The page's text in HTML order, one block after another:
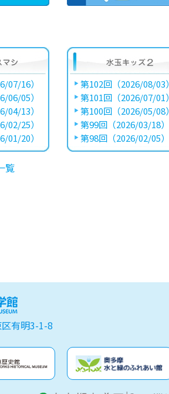
07/16）
06/05）
04/13）
02/25）
01/20）
第102回（2026/08/03）
第101回（2026/07/01）
第100回（2026/05/08）
第99回（2026/03/18）
第98回（2026/02/05）
覧
有明3-1-8